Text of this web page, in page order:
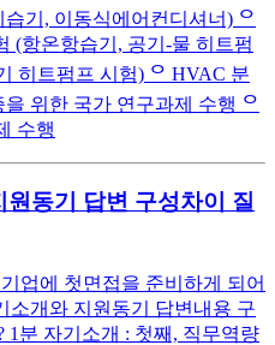
기, 이동식에어컨디셔너) ᄋ
(항온항습기, 공기-물 히트펌
히트펌프 시험) ᄋ HVAC 분
위한 국가 연구과제 수행 ᄋ
수행
동기 답변 구성차이 질
업에 첫면접을 준비하게 되어
소개와 지원동기 답변내용 구
1분 자기소개 : 첫째, 직무역량